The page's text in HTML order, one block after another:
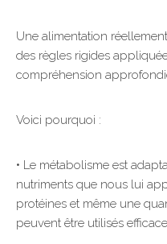
Une alimentation
des règles rigides
compréhension
Voici pourquoi :
• Le métabolisme est
nutriments que nous lui
protéines et même une
peuvent être utilisés